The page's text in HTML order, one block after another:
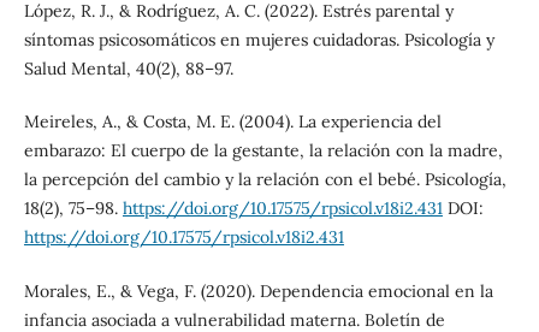
López, R. J., & Rodríguez, A. C. (2022). Estrés parental y
síntomas psicosomáticos en mujeres cuidadoras. Psicología y
Salud Mental, 40(2), 88–97.
Meireles, A., & Costa, M. E. (2004). La experiencia del
embarazo: El cuerpo de la gestante, la relación con la madre,
la percepción del cambio y la relación con el bebé. Psicología,
18(2), 75–98. https://doi.org/10.17575/rpsicol.v18i2.431DOI:
https://doi.org/10.17575/rpsicol.v18i2.431
Morales, E., & Vega, F. (2020). Dependencia emocional en la
infancia asociada a vulnerabilidad materna. Boletín de